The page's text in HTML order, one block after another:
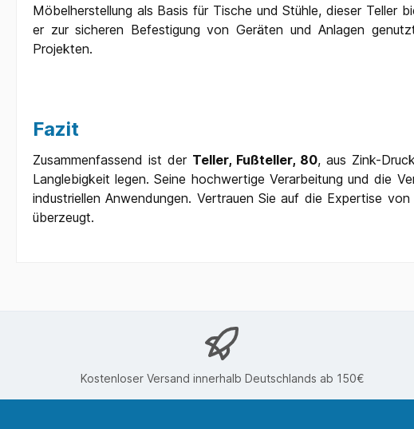
Möbelherstellung als Basis für Tische und Stühle, dieser Teller
er zur sicheren Befestigung von Geräten und Anlagen
Projekten.
Fazit
Zusammenfassend ist der Teller, Fußteller, 80, aus Zink-
Langlebigkeit legen. Seine hochwertige Verarbeitung und die
industriellen Anwendungen. Vertrauen Sie auf die Expertise
überzeugt.
Kostenloser Versand innerhalb Deutschlands ab 150€